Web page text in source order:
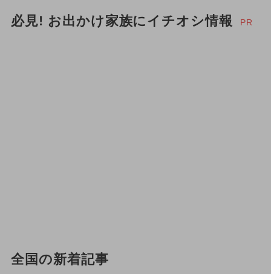
必見! お出かけ家族にイチオシ情報 PR
全国の新着記事